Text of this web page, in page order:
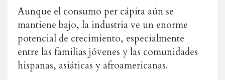
Aunque el consumo per cápita aún se
mantiene bajo, la industria ve un enorme
potencial de crecimiento, especialmente
entre las familias jóvenes y las comunidades
hispanas, asiáticas y afroamericanas.